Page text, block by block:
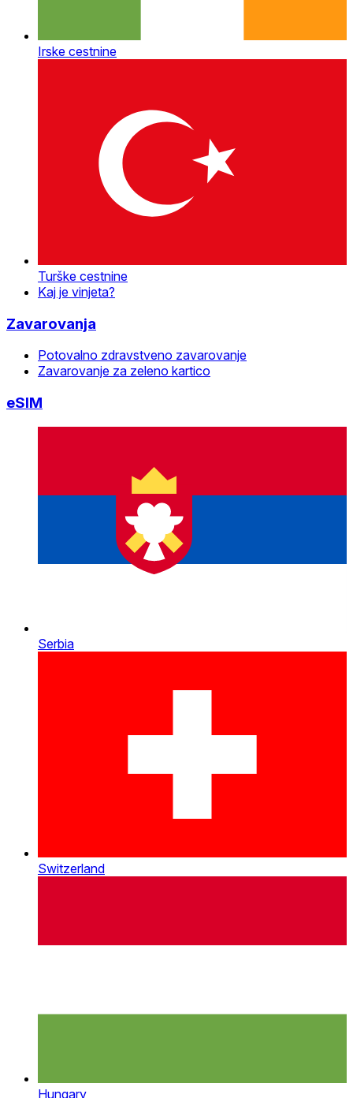
Irske cestnine
Turške cestnine
Kaj je vinjeta?
Zavarovanja
Potovalno zdravstveno zavarovanje
Zavarovanje za zeleno kartico
eSIM
Serbia
Switzerland
Hungary